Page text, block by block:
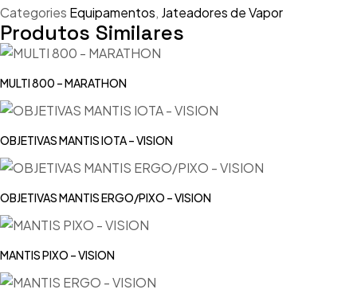
Categories Equipamentos, Jateadores de Vapor
Produtos Similares
MULTI 800 – MARATHON
OBJETIVAS MANTIS IOTA – VISION
OBJETIVAS MANTIS ERGO/PIXO – VISION
MANTIS PIXO – VISION